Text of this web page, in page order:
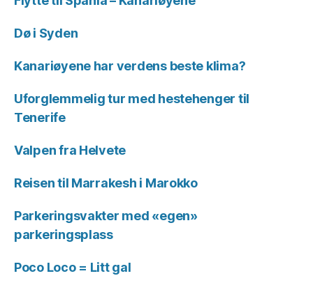
Dø i Syden
Kanariøyene har verdens beste klima?
Uforglemmelig tur med hestehenger til
Tenerife
Valpen fra Helvete
Reisen til Marrakesh i Marokko
Parkeringsvakter med «egen»
parkeringsplass
Poco Loco = Litt gal